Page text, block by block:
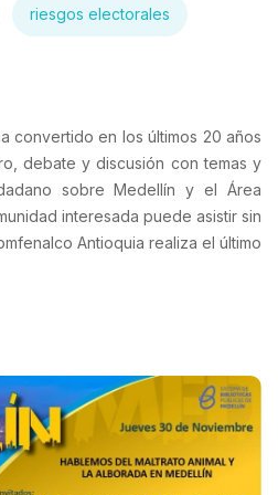
riesgos electorales
convertido en los últimos 20 años
debate y discusión con temas y
sobre Medellín y el Área
interesada puede asistir sin
Antioquia realiza el último